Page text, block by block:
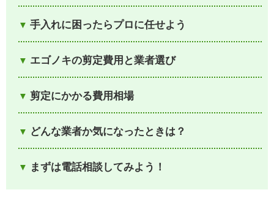
手入れに困ったらプロに任せよう
エゴノキの剪定費用と業者選び
剪定にかかる費用相場
どんな業者か気になったときは？
まずは電話相談してみよう！